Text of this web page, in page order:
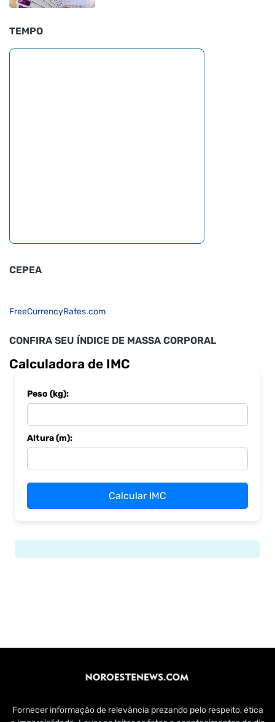
TEMPO
CEPEA
FreeCurrencyRates.com
CONFIRA SEU ÍNDICE DE MASSA CORPORAL
Calculadora de IMC
Peso (kg):
Altura (m):
Calcular IMC
Fornecer informação de relevância prezando pelo respeito, ética